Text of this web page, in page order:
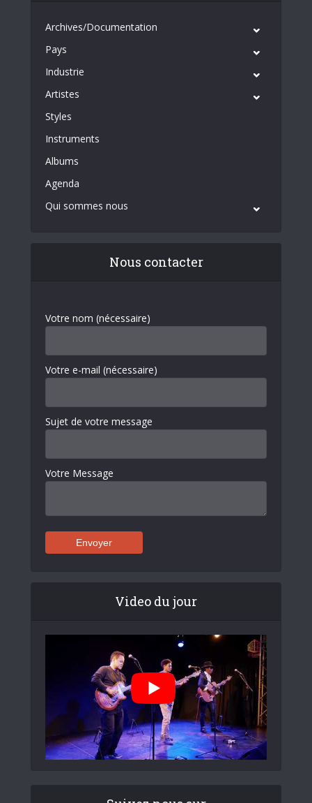
Archives/Documentation
Pays
Industrie
Artistes
Styles
Instruments
Albums
Agenda
Qui sommes nous
Nous contacter
Votre nom (nécessaire)
Votre e-mail (nécessaire)
Sujet de votre message
Votre Message
Video du jour